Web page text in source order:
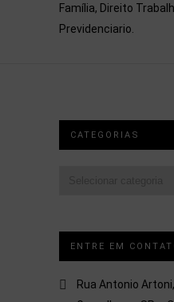
Família, Direito
Previdenciario.
CATEGORIAS
ENTRE EM
Rua Antonio